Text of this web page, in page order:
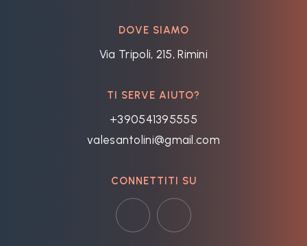
DOVE SIAMO
Via Tripoli, 215, Rimini
TI SERVE AIUTO?
+390541395555
valesantolini@gmail.com
CONNETTITI SU